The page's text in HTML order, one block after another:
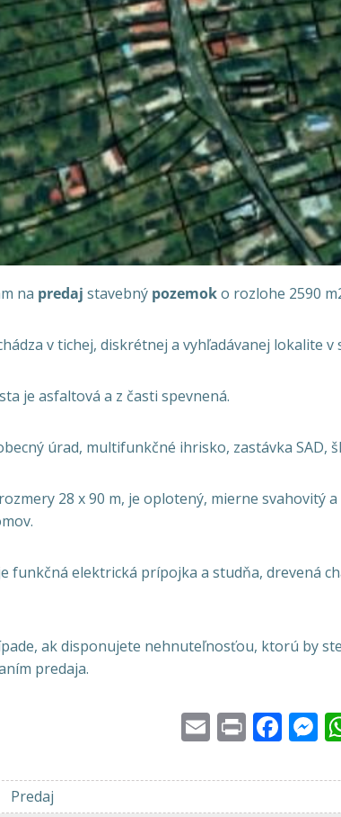
na predaj stavebný pozemoko rozlohe 2590
v tichej, diskrétnej a vyhľadávanej lokalite
je asfaltová a z časti spevnená.
úrad, multifunkčné ihrisko, zastávka SAD,
28 x 90 m, je oplotený, mierne svahovitý
funkčná elektrická prípojka a studňa, drevená
ak disponujete nehnuteľnosťou, ktorú by
predaja.
EmailPrint
Predaj